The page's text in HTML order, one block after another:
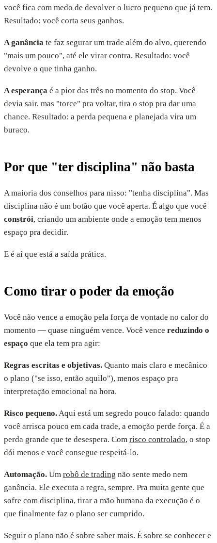
você fica com medo de devolver o lucro pequeno que já tem.
Resultado: você corta seus ganhos.
A ganância te faz segurar um trade além do alvo, querendo
"mais um pouco", até ele virar contra. Resultado: você
devolve o que tinha ganho.
A esperança é a pior das três no momento do stop. Você
devia sair, mas "torce" pra voltar, tira o stop pra dar uma
chance. Resultado: a perda pequena e planejada vira um
buraco.
Por que "ter disciplina" não basta
A maioria dos conselhos para nisso: "tenha disciplina". Mas
disciplina não é um botão que você aperta. É algo que você
constrói, criando um ambiente onde a emoção tem menos
espaço pra decidir.
E é aí que está a saída prática.
Como tirar o poder da emoção
Você não vence a emoção pela força de vontade no calor do
momento — quase ninguém vence. Você vence reduzindo o
espaço que ela tem pra agir:
Regras escritas e objetivas. Quanto mais claro e mecânico
o plano ("se isso, então aquilo"), menos espaço pra
interpretação emocional na hora.
Risco pequeno.Aqui está um segredo pouco falado: quando
você arrisca pouco em cada trade, a emoção perde força. É a
perda grande que te desespera. Com risco controlado, o stop
dói menos e você consegue respeitá-lo.
Automação. Um robô de trading não sente medo nem
ganância. Ele executa a regra, sempre. Pra muita gente que
sofre com disciplina, tirar a mão humana da execução é o
que finalmente faz o plano ser cumprido.
Seguir o plano não é sobre saber mais. É sobre se conhecer e